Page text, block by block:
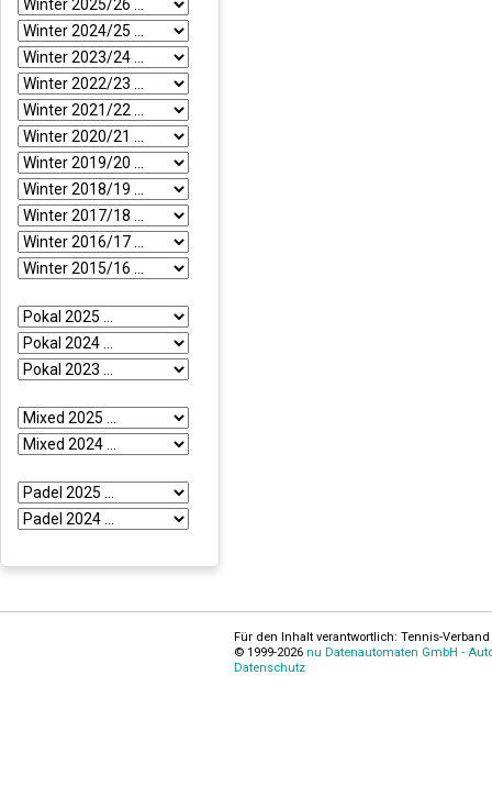
Für den Inhalt verantwortlich: Tennis-
© 1999-2026 nu Datenautomaten GmbH -
Datenschutz